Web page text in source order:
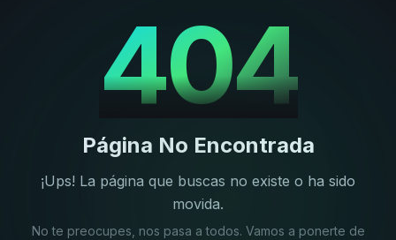
404
Página No Encontrada
¡Ups! La página que buscas no existe o ha sido
movida.
No te preocupes, nos pasa a todos. Vamos a ponerte de